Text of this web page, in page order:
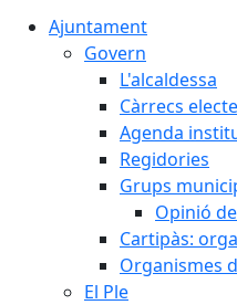
Ajuntament
Govern
L'alcaldessa
Càrrecs
Agenda
Regidories
Grups
Opinió
Cartipàs:
Organismes
El Ple